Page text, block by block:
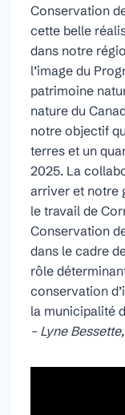
Conservation
cette belle
dans notre
l’image du
patrimoine
nature du
notre objectif
terres et un
2025. La
arriver et notre
le travail de
Conservation
dans le cadre
rôle
conservation
la municipalité
– Lyne